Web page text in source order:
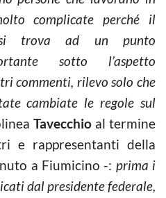
complicate perché il
si trova ad un punto
sotto l’aspetto
commenti, rilevo solo che
cambiate le regole sul
Tavecchioal termine
e rappresentanti della
a Fiumicino -: prima i
dal presidente federale,